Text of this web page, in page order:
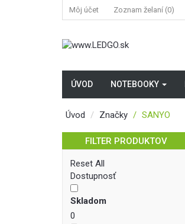
Môj účet Zoznam želaní (0)
ÚVOD NOTEBOOKY
Úvod Značky SANYO
FILTER PRODUKTOV
Reset All
Dostupnosť
Skladom
0